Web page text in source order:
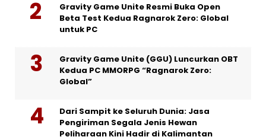
Gravity Game Unite Resmi Buka Open
Beta Test Kedua Ragnarok Zero: Global
untuk PC
Gravity Game Unite (GGU) Luncurkan OBT
Kedua PC MMORPG “Ragnarok Zero:
Global”
Dari Sampit ke Seluruh Dunia: Jasa
Pengiriman Segala Jenis Hewan
Peliharaan Kini Hadir di Kalimantan